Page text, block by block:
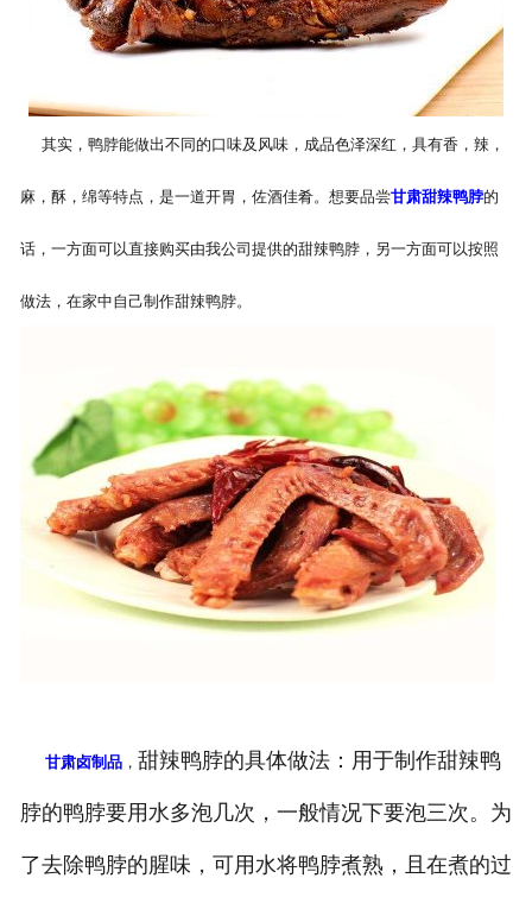
其实，鸭脖能做出不同的口味及风味，成品色泽深红，具有香，辣，
麻，酥，绵等特点，是一道开胃，佐酒佳肴。想要品尝甘肃甜辣鸭脖的
话，一方面可以直接购买由我公司提供的甜辣鸭脖，另一方面可以按照
做法，在家中自己制作甜辣鸭脖。
甘肃卤制品， 甜辣鸭脖的具体做法：用于制作甜辣鸭
脖的鸭脖要用水多泡几次，一般情况下要泡三次。为
了去除鸭脖的腥味，可用水将鸭脖煮熟，且在煮的过